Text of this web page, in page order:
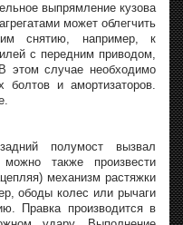
выпрямление кузова
может облегчить
снятию, например, к
с передним приводом,
этом случае необходимо
болтов и амортизаторов.
полумост вызвал
также произвести
механизм растяжки
ободы колес или рычаги
Правка производится в